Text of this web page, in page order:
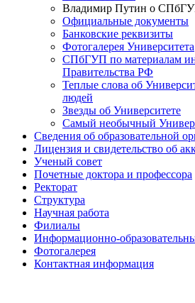
Владимир Путин о
Официальные документы
Банковские реквизиты
Фотогалерея Университета
СПбГУП по материалам
Правительства РФ
Теплые слова об
людей
Звезды об Университете
Самый необычный
Сведения об образовательной
Лицензия и свидетельство об
Ученый совет
Почетные доктора и профессора
Ректорат
Структура
Научная работа
Филиалы
Информационно-
Фотогалерея
Контактная информация